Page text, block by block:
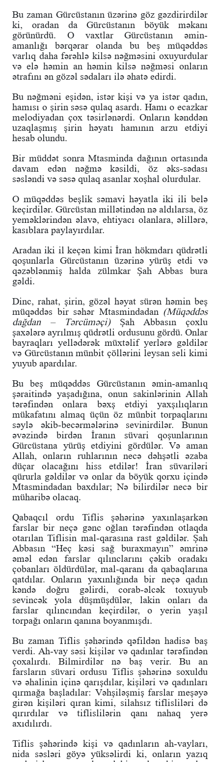
Bu zaman Gürcüstanın üzərinə göz gəzdirirdilər
ki, oradan da Gürcüstanın böyük məkanı
görünürdü. O vaxtlar Gürcüstanın əmin-
amanlığı bərqərar olanda bu beş müqəddəs
varlıq daha fərəhlə kilsə nəğməsini oxuyurdular
və elə həmin an həmin kilsə nəğməsi onların
ətrafını ən gözəl sədaları ilə əhatə edirdi.
Bu nəğməni eşidən, istər kişi və ya istər qadın,
hamısı o şirin səsə qulaq asardı. Hamı o ecazkar
melodiyadan çox təsirlənərdi. Onların kənddən
uzaqlaşmış şirin həyatı hamının arzu etdiyi
hesab olundu.
Bir müddət sonra Mtasminda dağının ortasında
davam edən nəğmə kəsildi, öz əks-sədası
səsləndi və səsə qulaq asanlar xoşhal olurdular.
O müqəddəs beşlik səmavi həyatla iki ili belə
keçirdilər. Gürcüstan millətindən nə aldılarsa, öz
yeməklərindən əlavə, ehtiyacı olanlara, əlillərə,
kasıblara paylayırdılar.
Aradan iki il keçən kimi İran hökmdarı qüdrətli
qoşunlarla Gürcüstanın üzərinə yürüş etdi və
qəzəblənmiş halda zülmkar Şah Abbas bura
gəldi.
Dinc, rahat, şirin, gözəl həyat sürən həmin beş
müqəddəs bir səhər Mtasmindadan (Müqəddəs
dağdan – Tərcüməçi) Şah Abbasın çoxlu
şaxələrə ayrılmış qüdrətli ordusunu gördü. Onlar
bayraqları yellədərək müxtəlif yerlərə gəldilər
və Gürcüstanın münbit çöllərini leysan seli kimi
yuyub apardılar.
Bu beş müqəddəs Gürcüstanın əmin-amanlıq
şəraitində yaşadığına, onun sakinlərinin Allah
tərəfindən onlara bəxş etdiyi yaxşılıqların
mükafatını almaq üçün öz münbit torpaqlarını
səylə əkib-becərmələrinə sevinirdilər. Bunun
əvəzində birdən İranın süvari qoşunlarının
Gürcüstana yürüş etdiyini gördülər. Və aman
Allah, onların ruhlarının necə dəhşətli əzaba
düçar olacağını hiss etdilər! İran süvariləri
qürurla gəldilər və onlar da böyük qorxu içində
Mtasmindadan baxdılar; Nə bilirdilər necə bir
müharibə olacaq.
Qabaqcıl ordu Tiflis şəhərinə yaxınlaşarkən
farslar bir neçə gənc oğlan tərəfindən otlaqda
otarılan Tiflisin mal-qarasına rast gəldilər. Şah
Abbasın “Heç kəsi sağ buraxmayın” əmrinə
əməl edən farslar qılınclarını çəkib oradakı
çobanları öldürdülər, mal-qaranı da qabaqlarına
qatdılar. Onların yaxınlığında bir neçə qadın
kəndə doğru gəlirdi, corab-əlcək toxuyub
sevincək yola düşmüşdülər, lakin onları da
farslar qılıncından keçirdilər, o yerin yaşıl
torpağı onların qanına boyanmışdı.
Bu zaman Tiflis şəhərində qəfildən hadisə baş
verdi. Ah-vay səsi kişilər və qadınlar tərəfindən
çoxalırdı. Bilmirdilər nə baş verir. Bu an
farsların süvari ordusu Tiflis şəhərinə soxuldu
və əhalinin içinə qarışdılar, kişiləri və qadınları
qırmağa başladılar: Vəhşiləşmiş farslar meşəyə
girən kişiləri qıran kimi, silahsız tiflisliləri də
qırırdılar və tiflislilərin qanı nahaq yerə
axıdılırdı.
Tiflis şəhərində kişi və qadınların ah-vayları,
nida səsləri göyə yüksəlirdi ki, onların yazıq